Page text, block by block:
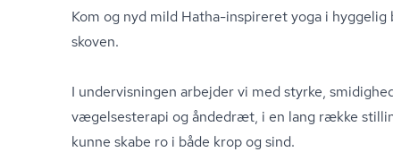
Kom og nyd mild Hatha-inspireret yoga i
skoven.
I undervisningen arbejder vi med styrke,
væ­gel­ses­te­ra­pi og åndedræt, i en lang række
kunne skabe ro i både krop og sind.